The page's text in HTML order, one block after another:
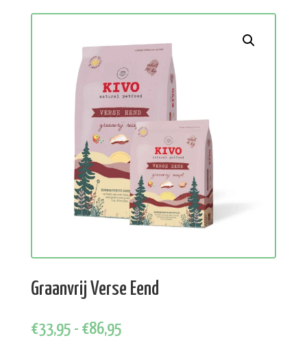
Graanvrij Verse Eend
€33,95 - €86,95Prijsklasse: